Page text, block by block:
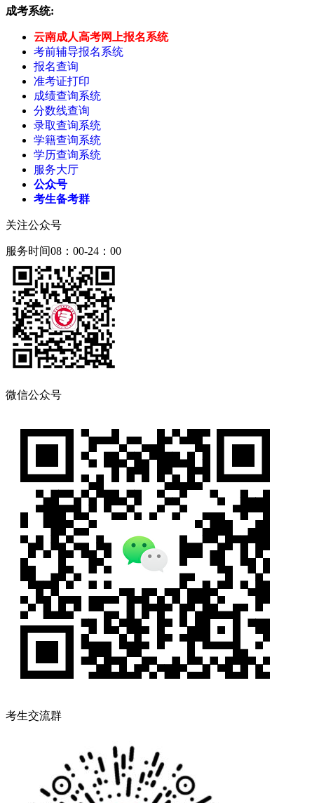
成考系统:
云南成人高考网上报名系统
考前辅导报名系统
报名查询
准考证打印
成绩查询系统
分数线查询
录取查询系统
学籍查询系统
学历查询系统
服务大厅
公众号
考生备考群
关注公众号
服务时间08：00-24：00
微信公众号
考生交流群